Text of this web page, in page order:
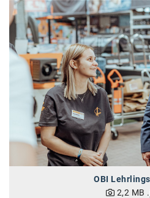
Strategy&
SW Umwelttechnik
TEDAI
TheVentury
VELUX
WALTER GROUP
WEB Windenergie AG
OBI
2,2 MB